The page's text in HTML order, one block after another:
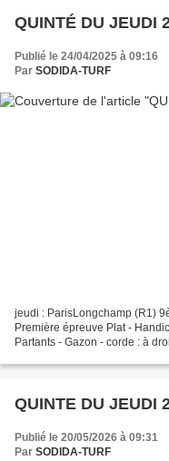
QUINTÉ DU JEUDI
Publié le 24/04/2025 à 09:16
Par SODIDA-TURF
jeudi : ParisLongchamp (R1)
Première épreuve Plat -
Partants - Gazon - corde : à
QUINTE DU JEUDI
Publié le 20/05/2026 à 09:31
Par SODIDA-TURF